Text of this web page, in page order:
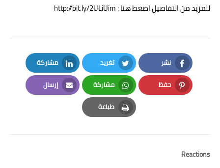
للمزيد من التفاصيل اضغط هنا : http://bit.ly/2ULiUim
نشر
Facebook
تغريد
Twitter
مشاركة
LinkedIn
حفظ
Pinterest
مشاركة
Whatsapp
إرسال
Email
طباعة
Print
Reactions